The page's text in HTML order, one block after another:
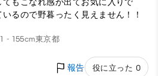
もこなれ感が出てお気に入りで
るので野暮ったく見えません！！
- 155cm東京都
報告 役に立った 0